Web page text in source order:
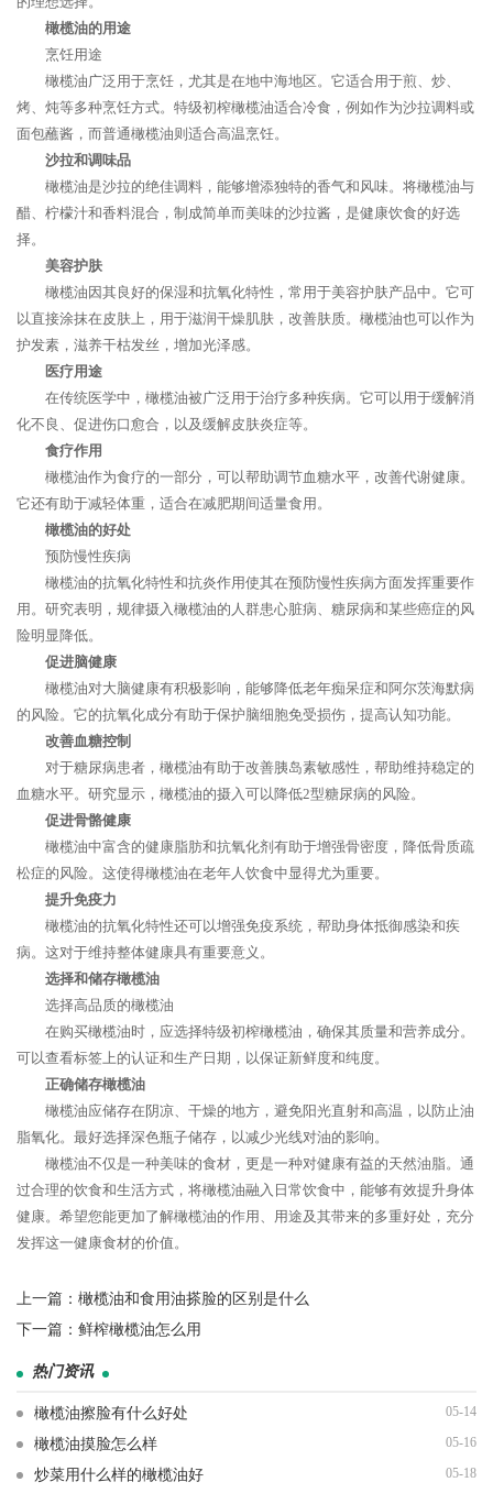
橄榄油的用途
烹饪用途
橄榄油广泛用于烹饪，尤其是在地中海地区。它适合用于煎、炒、
烤、炖等多种烹饪方式。特级初榨橄榄油适合冷食，例如作为沙拉调料或
面包蘸酱，而普通橄榄油则适合高温烹饪。
沙拉和调味品
橄榄油是沙拉的绝佳调料，能够增添独特的香气和风味。将橄榄油与
醋、柠檬汁和香料混合，制成简单而美味的沙拉酱，是健康饮食的好选
择。
美容护肤
橄榄油因其良好的保湿和抗氧化特性，常用于美容护肤产品中。它可
以直接涂抹在皮肤上，用于滋润干燥肌肤，改善肤质。橄榄油也可以作为
护发素，滋养干枯发丝，增加光泽感。
医疗用途
在传统医学中，橄榄油被广泛用于治疗多种疾病。它可以用于缓解消
化不良、促进伤口愈合，以及缓解皮肤炎症等。
食疗作用
橄榄油作为食疗的一部分，可以帮助调节血糖水平，改善代谢健康。
它还有助于减轻体重，适合在减肥期间适量食用。
橄榄油的好处
预防慢性疾病
橄榄油的抗氧化特性和抗炎作用使其在预防慢性疾病方面发挥重要作
用。研究表明，规律摄入橄榄油的人群患心脏病、糖尿病和某些癌症的风
险明显降低。
促进脑健康
橄榄油对大脑健康有积极影响，能够降低老年痴呆症和阿尔茨海默病
的风险。它的抗氧化成分有助于保护脑细胞免受损伤，提高认知功能。
改善血糖控制
对于糖尿病患者，橄榄油有助于改善胰岛素敏感性，帮助维持稳定的
血糖水平。研究显示，橄榄油的摄入可以降低2型糖尿病的风险。
促进骨骼健康
橄榄油中富含的健康脂肪和抗氧化剂有助于增强骨密度，降低骨质疏
松症的风险。这使得橄榄油在老年人饮食中显得尤为重要。
提升免疫力
橄榄油的抗氧化特性还可以增强免疫系统，帮助身体抵御感染和疾
病。这对于维持整体健康具有重要意义。
选择和储存橄榄油
选择高品质的橄榄油
在购买橄榄油时，应选择特级初榨橄榄油，确保其质量和营养成分。
可以查看标签上的认证和生产日期，以保证新鲜度和纯度。
正确储存橄榄油
橄榄油应储存在阴凉、干燥的地方，避免阳光直射和高温，以防止油
脂氧化。最好选择深色瓶子储存，以减少光线对油的影响。
橄榄油不仅是一种美味的食材，更是一种对健康有益的天然油脂。通
过合理的饮食和生活方式，将橄榄油融入日常饮食中，能够有效提升身体
健康。希望您能更加了解橄榄油的作用、用途及其带来的多重好处，充分
发挥这一健康食材的价值。
上一篇： 橄榄油和食用油搽脸的区别是什么
下一篇： 鲜榨橄榄油怎么用
热门资讯
橄榄油擦脸有什么好处 05-14
橄榄油摸脸怎么样 05-16
炒菜用什么样的橄榄油好 05-18